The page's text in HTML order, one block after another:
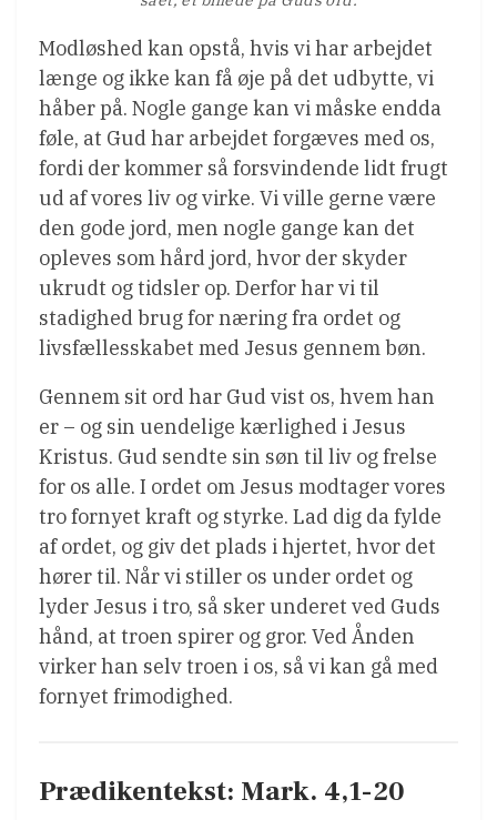
Modløshed kan opstå, hvis vi har arbejdet
længe og ikke kan få øje på det udbytte, vi
håber på. Nogle gange kan vi måske endda
føle, at Gud har arbejdet forgæves med os,
fordi der kommer så forsvindende lidt frugt
ud af vores liv og virke. Vi ville gerne være
den gode jord, men nogle gange kan det
opleves som hård jord, hvor der skyder
ukrudt og tidsler op. Derfor har vi til
stadighed brug for næring fra ordet og
livsfællesskabet med Jesus gennem bøn.
Gennem sit ord har Gud vist os, hvem han
er – og sin uendelige kærlighed i Jesus
Kristus. Gud sendte sin søn til liv og frelse
for os alle. I ordet om Jesus modtager vores
tro fornyet kraft og styrke. Lad dig da fylde
af ordet, og giv det plads i hjertet, hvor det
hører til. Når vi stiller os under ordet og
lyder Jesus i tro, så sker underet ved Guds
hånd, at troen spirer og gror. Ved Ånden
virker han selv troen i os, så vi kan gå med
fornyet frimodighed.
Prædikentekst: Mark. 4,1-20